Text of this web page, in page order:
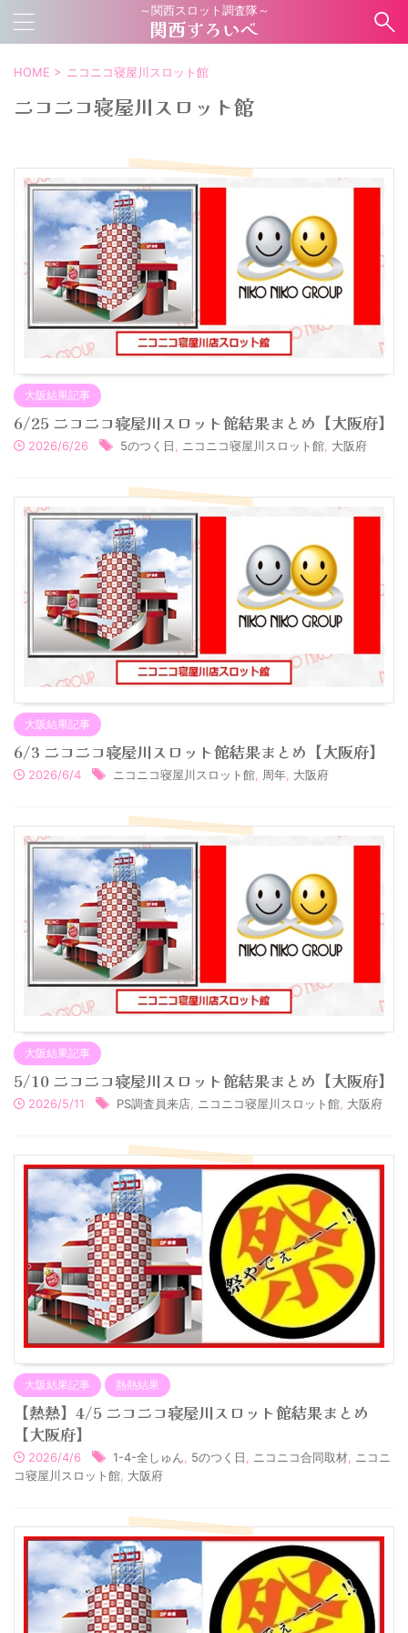
～関西スロット調査隊～
関西すろいべ
HOME > ニコニコ寝屋川スロット館
ニコニコ寝屋川スロット館
大阪結果記事
6/25 ニコニコ寝屋川スロット館結果まとめ【大阪府】
2026/6/26 5のつく日 ニコニコ寝屋川スロット館 大阪府
大阪結果記事
6/3 ニコニコ寝屋川スロット館結果まとめ【大阪府】
2026/6/4 ニコニコ寝屋川スロット館 周年 大阪府
大阪結果記事
5/10 ニコニコ寝屋川スロット館結果まとめ【大阪府】
2026/5/11 PS調査員来店 ニコニコ寝屋川スロット館 大阪府
大阪結果記事 熱熱結果
【熱熱】4/5 ニコニコ寝屋川スロット館結果まとめ
【大阪府】
2026/4/6 1-4-全しゅん 5のつく日 ニコニコ合同取材
ニコニ
コ寝屋川スロット館 大阪府